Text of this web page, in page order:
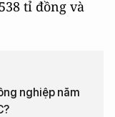
tỉ đồng và
nghiệp năm